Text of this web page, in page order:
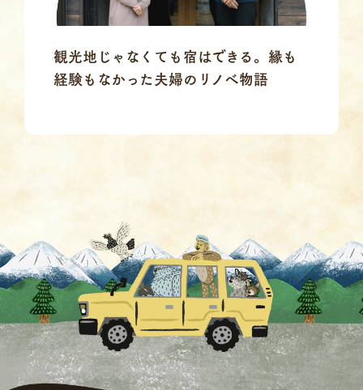
観光地じゃなくても宿はできる。縁も
経験もなかった夫婦のリノベ物語